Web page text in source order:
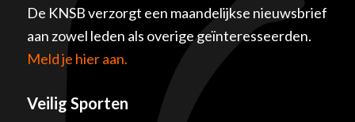
De KNSB verzorgt een maandelijkse nieuwsbrief
aan zowel leden als overige geïnteresseerden.
Meld je hier aan.
Veilig Sporten